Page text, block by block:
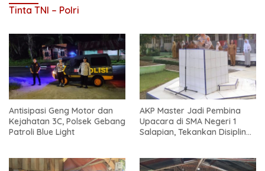
Tinta TNI – Polri
Antisipasi Geng Motor dan
Kejahatan 3C, Polsek Gebang
Patroli Blue Light
AKP Master Jadi Pembina
Upacara di SMA Negeri 1
Salapian, Tekankan Disiplin